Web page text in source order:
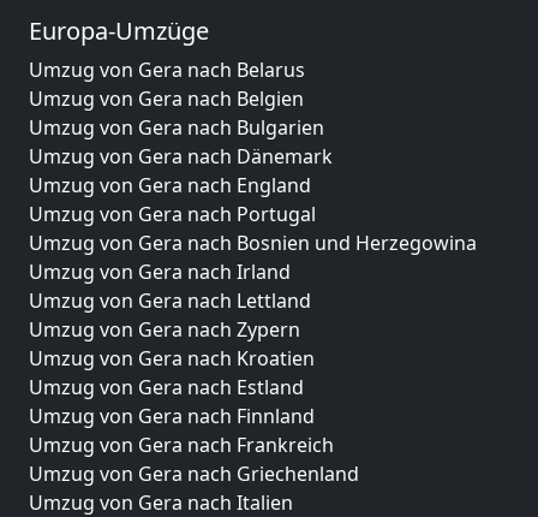
Europa-Umzüge
Umzug von Gera nach Belarus
Umzug von Gera nach Belgien
Umzug von Gera nach Bulgarien
Umzug von Gera nach Dänemark
Umzug von Gera nach England
Umzug von Gera nach Portugal
Umzug von Gera nach Bosnien und Herzegowina
Umzug von Gera nach Irland
Umzug von Gera nach Lettland
Umzug von Gera nach Zypern
Umzug von Gera nach Kroatien
Umzug von Gera nach Estland
Umzug von Gera nach Finnland
Umzug von Gera nach Frankreich
Umzug von Gera nach Griechenland
Umzug von Gera nach Italien